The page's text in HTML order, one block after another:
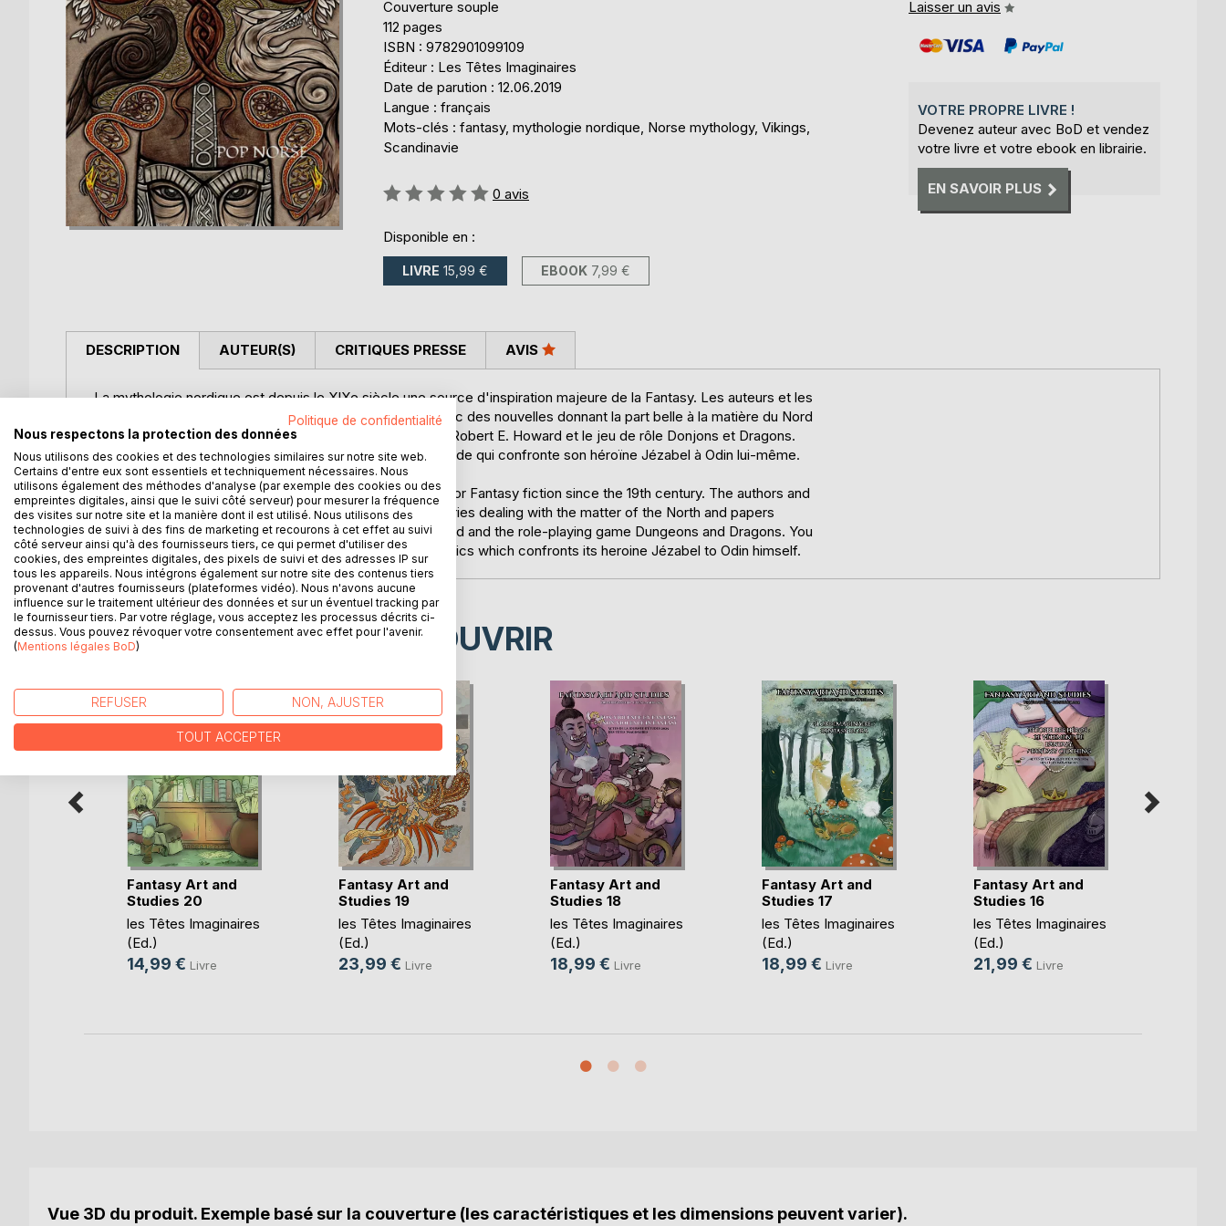
Couverture souple
112 pages
ISBN : 9782901099109
Éditeur : Les Têtes Imaginaires
Date de parution : 12.06.2019
Langue : français
Mots-clés : fantasy, mythologie nordique, Norse mythology, Vikings,
Scandinavie
Évaluation:
0 avis
Disponible en :
LIVRE 15,99 € EBOOK 7,99 €
Laisser un avis
VOTRE PROPRE LIVRE !
Devenez auteur avec BoD et vendez
votre livre et votre ebook en librairie.
EN SAVOIR PLUS
DESCRIPTION
La mythologie nordique est depuis le XIXe siècle une source d'inspiration majeure de la Fantasy. Les auteurs et les
chercheurs de ce numéro confirment cette tendance avec des nouvelles donnant la part belle à la matière du Nord
et des articles explorant l'influence nordique sur Tolkien, Robert E. Howard et le jeu de rôle Donjons et Dragons.
Retrouvez également la suite de la BD de Guillaume Labrude qui confronte son héroïne Jézabel à Odin lui-même.
Norse mythology has been a major source of inspiration for Fantasy fiction since the 19th century. The authors and
the scholars of this issue confirm this trend with short stories dealing with the matter of the North and papers
exploring the Norse influence on Tolkien, Robert E. Howard and the role-playing game Dungeons and Dragons. You
will also find the new chapter of Guillaume Labrude's comics which confronts its heroine Jézabel to Odin himself.
AUTEUR(S) CRITIQUES PRESSE AVIS
D’AUTRES TITRES À DÉCOUVRIR
Fantasy Art and
Studies 20
les Têtes Imaginaires
(Ed.)
14,99 € Livre
Fantasy Art and
Studies 19
les Têtes Imaginaires
(Ed.)
23,99 € Livre
Fantasy Art and
Studies 18
les Têtes Imaginaires
(Ed.)
18,99 € Livre
Fantasy Art and
Studies 17
les Têtes Imaginaires
(Ed.)
18,99 € Livre
Fantasy Art and
Studies 16
les Têtes Imaginaires
(Ed.)
21,99 € Livre
Vue 3D du produit. Exemple basé sur la couverture (les caractéristiques et les dimensions peuvent varier).
Politique de confidentialité
Nous respectons la protection des données
Nous utilisons des cookies et des technologies similaires sur notre site web.
Certains d'entre eux sont essentiels et techniquement nécessaires. Nous
utilisons également des méthodes d'analyse (par exemple des cookies ou des
empreintes digitales, ainsi que le suivi côté serveur) pour mesurer la fréquence
des visites sur notre site et la manière dont il est utilisé. Nous utilisons des
technologies de suivi à des fins de marketing et recourons à cet effet au suivi
côté serveur ainsi qu'à des fournisseurs tiers, ce qui permet d'utiliser des
cookies, des empreintes digitales, des pixels de suivi et des adresses IP sur
tous les appareils. Nous intégrons également sur notre site des contenus tiers
provenant d'autres fournisseurs (plateformes vidéo). Nous n'avons aucune
influence sur le traitement ultérieur des données et sur un éventuel tracking par
le fournisseur tiers. Par votre réglage, vous acceptez les processus décrits ci-
dessus. Vous pouvez révoquer votre consentement avec effet pour l'avenir.
(Mentions légales BoD)
REFUSER NON, AJUSTER
TOUT ACCEPTER